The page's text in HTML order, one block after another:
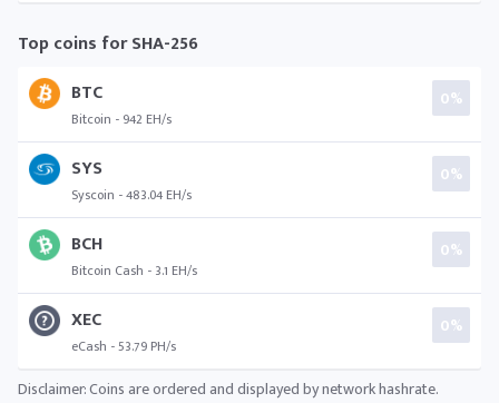
Top coins for SHA-256
BTC
Bitcoin - 942 EH/s
0%
SYS
Syscoin - 483.04 EH/s
0%
BCH
Bitcoin Cash - 3.1 EH/s
0%
XEC
eCash - 53.79 PH/s
0%
Disclaimer: Coins are ordered and displayed by network hashrate.